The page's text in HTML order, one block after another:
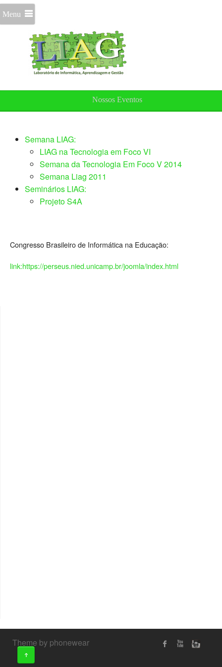
Menu
Nossos Eventos
Semana LIAG:
LIAG na Tecnologia em Foco VI
Semana da Tecnologia Em Foco V 2014
Semana Liag 2011
Seminários LIAG:
Projeto S4A
Congresso Brasileiro de Informática na Educação:
link:https://perseus.nied.unicamp.br/joomla/index.html
Theme by phonewear
↑